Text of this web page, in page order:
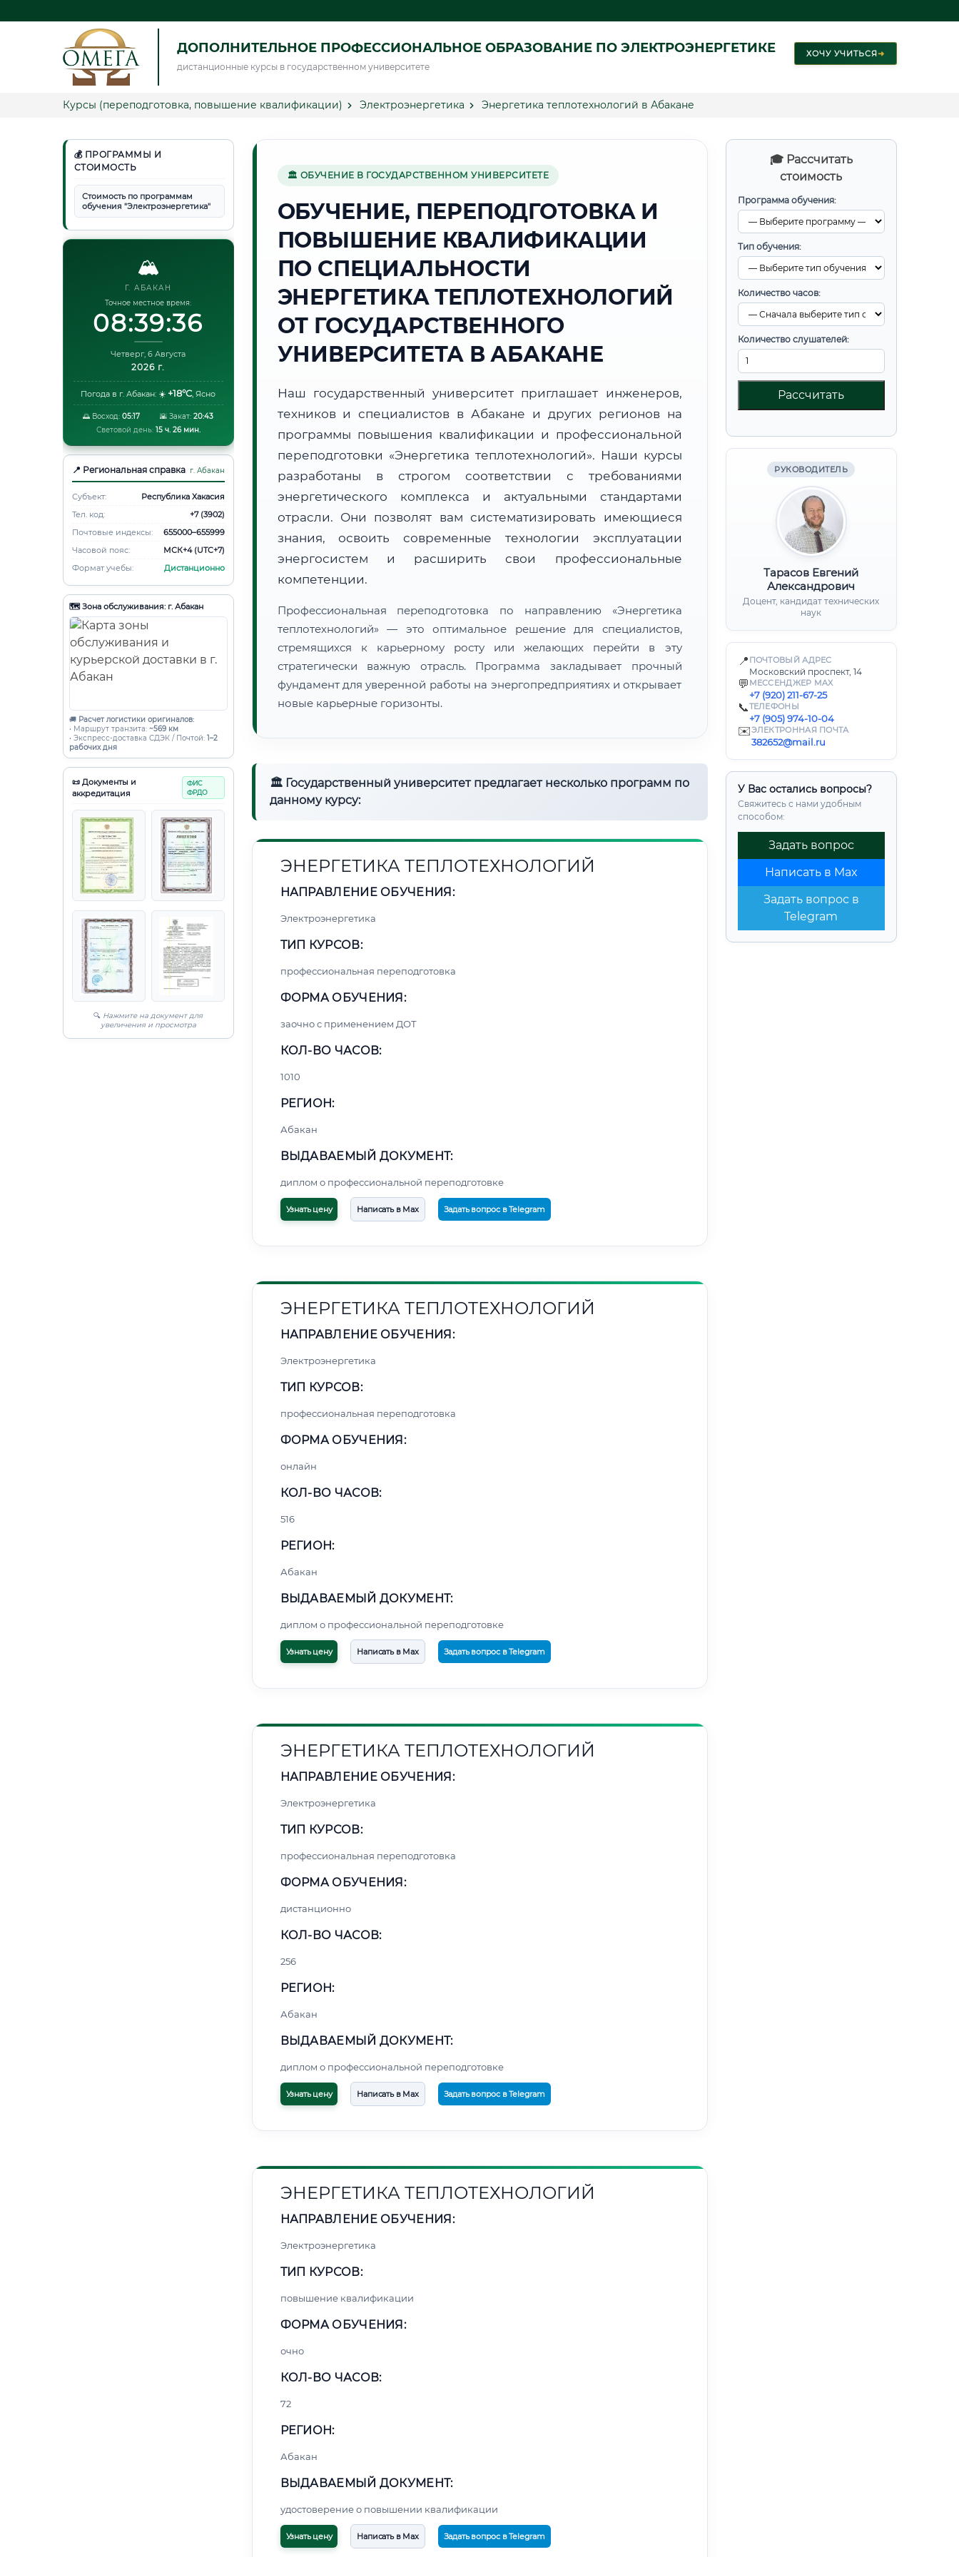
ДОПОЛНИТЕЛЬНОЕ ПРОФЕССИОНАЛЬНОЕ ОБРАЗОВАНИЕ ПО ЭЛЕКТРОЭНЕРГЕТИКЕ
дистанционные курсы в государственном университете
ХОЧУ УЧИТЬСЯ➜
Курсы (переподготовка, повышение квалификации) Электроэнергетика Энергетика теплотехнологий в Абакане
💰 ПРОГРАММЫ И
СТОИМОСТЬ
Стоимость по программам
обучения "Электроэнергетика"
🏔️
Г. АБАКАН
Точное местное время:
08:39:37
Четверг, 6 Августа
2026 г.
Погода в г. Абакан: ☀️ +18°C, Ясно
🌅 Восход:05:17 🌇 Закат: 20:43
Световой день: 15 ч. 26 мин.
📍 Региональная справка г. Абакан
Субъект:
Республика Хакасия
Тел. код:
+7 (3902)
Почтовые индексы:
655000–655999
Часовой пояс:
МСК+4 (UTC+7)
Формат учебы:
Дистанционно
🗺️ Зона обслуживания: г. Абакан
🚚 Расчет логистики оригиналов:
• Маршрут транзита: ~569 км
• Экспресс-доставка СДЭК / Почтой: 1–2
рабочих дня
📜 Документы и
аккредитация
ФИС
ФРДО
🔍 Нажмите на документ для
увеличения и просмотра
🎓 Рассчитать
стоимость
Программа обучения:
Тип обучения:
Количество часов:
Количество слушателей:
Рассчитать
РУКОВОДИТЕЛЬ
Тарасов Евгений
Александрович
Доцент, кандидат технических
наук
📍 ПОЧТОВЫЙ АДРЕС
Московский проспект, 14
💬 МЕССЕНДЖЕР MAX
+7 (920) 211-67-25
📞ТЕЛЕФОНЫ
+7 (905) 974-10-04
✉️ЭЛЕКТРОННАЯ ПОЧТА
382652@mail.ru
У Вас остались вопросы?
Свяжитесь с нами удобным
способом:
Задать вопрос
Написать в Max
Задать вопрос в
Telegram
🏛 ОБУЧЕНИЕ В ГОСУДАРСТВЕННОМ УНИВЕРСИТЕТЕ
ОБУЧЕНИЕ, ПЕРЕПОДГОТОВКА И
ПОВЫШЕНИЕ КВАЛИФИКАЦИИ
ПО СПЕЦИАЛЬНОСТИ
ЭНЕРГЕТИКА ТЕПЛОТЕХНОЛОГИЙ
ОТ ГОСУДАРСТВЕННОГО
УНИВЕРСИТЕТА В АБАКАНЕ
Наш государственный университет приглашает инженеров,
техников и специалистов в Абакане и других регионов на
программы повышения квалификации и профессиональной
переподготовки «Энергетика теплотехнологий». Наши курсы
разработаны в строгом соответствии с требованиями
энергетического комплекса и актуальными стандартами
отрасли. Они позволят вам систематизировать имеющиеся
знания, освоить современные технологии эксплуатации
энергосистем и расширить свои профессиональные
компетенции.
Профессиональная переподготовка по направлению «Энергетика
теплотехнологий» — это оптимальное решение для специалистов,
стремящихся к карьерному росту или желающих перейти в эту
стратегически важную отрасль. Программа закладывает прочный
фундамент для уверенной работы на энергопредприятиях и открывает
новые карьерные горизонты.
🏛 Государственный университет предлагает несколько программ по
данному курсу:
ЭНЕРГЕТИКА ТЕПЛОТЕХНОЛОГИЙ
НАПРАВЛЕНИЕ ОБУЧЕНИЯ:
Электроэнергетика
ТИП КУРСОВ:
профессиональная переподготовка
ФОРМА ОБУЧЕНИЯ:
заочно с применением ДОТ
КОЛ-ВО ЧАСОВ:
1010
РЕГИОН:
Абакан
ВЫДАВАЕМЫЙ ДОКУМЕНТ:
диплом о профессиональной переподготовке
Узнать цену Написать в Max Задать вопрос в Telegram
ЭНЕРГЕТИКА ТЕПЛОТЕХНОЛОГИЙ
НАПРАВЛЕНИЕ ОБУЧЕНИЯ:
Электроэнергетика
ТИП КУРСОВ:
профессиональная переподготовка
ФОРМА ОБУЧЕНИЯ:
онлайн
КОЛ-ВО ЧАСОВ:
516
РЕГИОН:
Абакан
ВЫДАВАЕМЫЙ ДОКУМЕНТ:
диплом о профессиональной переподготовке
Узнать цену Написать в Max Задать вопрос в Telegram
ЭНЕРГЕТИКА ТЕПЛОТЕХНОЛОГИЙ
НАПРАВЛЕНИЕ ОБУЧЕНИЯ:
Электроэнергетика
ТИП КУРСОВ:
профессиональная переподготовка
ФОРМА ОБУЧЕНИЯ:
дистанционно
КОЛ-ВО ЧАСОВ:
256
РЕГИОН:
Абакан
ВЫДАВАЕМЫЙ ДОКУМЕНТ:
диплом о профессиональной переподготовке
Узнать цену Написать в Max Задать вопрос в Telegram
ЭНЕРГЕТИКА ТЕПЛОТЕХНОЛОГИЙ
НАПРАВЛЕНИЕ ОБУЧЕНИЯ:
Электроэнергетика
ТИП КУРСОВ:
повышение квалификации
ФОРМА ОБУЧЕНИЯ:
очно
КОЛ-ВО ЧАСОВ:
72
РЕГИОН:
Абакан
ВЫДАВАЕМЫЙ ДОКУМЕНТ:
удостоверение о повышении квалификации
Узнать цену Написать в Max Задать вопрос в Telegram